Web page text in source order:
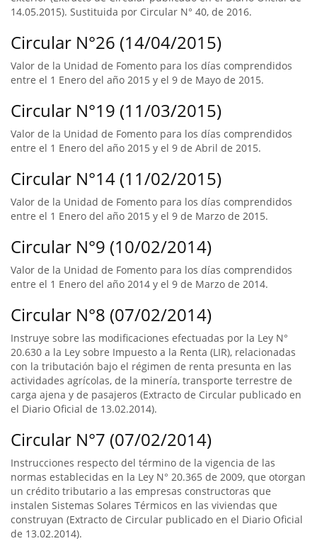
14.05.2015). Sustituida por Circular N° 40, de 2016.
Circular N°26 (14/04/2015)
Valor de la Unidad de Fomento para los días comprendidos
entre el 1 Enero del año 2015 y el 9 de Mayo de 2015.
Circular N°19 (11/03/2015)
Valor de la Unidad de Fomento para los días comprendidos
entre el 1 Enero del año 2015 y el 9 de Abril de 2015.
Circular N°14 (11/02/2015)
Valor de la Unidad de Fomento para los días comprendidos
entre el 1 Enero del año 2015 y el 9 de Marzo de 2015.
Circular N°9 (10/02/2014)
Valor de la Unidad de Fomento para los días comprendidos
entre el 1 Enero del año 2014 y el 9 de Marzo de 2014.
Circular N°8 (07/02/2014)
Instruye sobre las modificaciones efectuadas por la Ley N°
20.630 a la Ley sobre Impuesto a la Renta (LIR), relacionadas
con la tributación bajo el régimen de renta presunta en las
actividades agrícolas, de la minería, transporte terrestre de
carga ajena y de pasajeros (Extracto de Circular publicado en
el Diario Oficial de 13.02.2014).
Circular N°7 (07/02/2014)
Instrucciones respecto del término de la vigencia de las
normas establecidas en la Ley N° 20.365 de 2009, que otorgan
un crédito tributario a las empresas constructoras que
instalen Sistemas Solares Térmicos en las viviendas que
construyan (Extracto de Circular publicado en el Diario Oficial
de 13.02.2014).